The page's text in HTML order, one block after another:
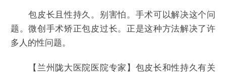
包皮长且性持久。别害怕。手术可以解决这个问
题。微创手术矫正包皮过长。正是这种方法解决了许
多人的性问题。
【兰州陇大医院医院专家】包皮长和性持久有关